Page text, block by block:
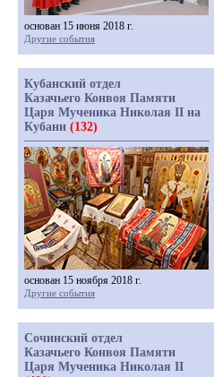
основан 15 июня 2018 г.
Другие события
Кубанский отдел
Казачьего Конвоя Памяти
Царя Мученика Николая II на
Кубани (132)
основан 15 ноября 2018 г.
Другие события
Сочинский отдел
Казачьего Конвоя Памяти
Царя Мученика Николая II